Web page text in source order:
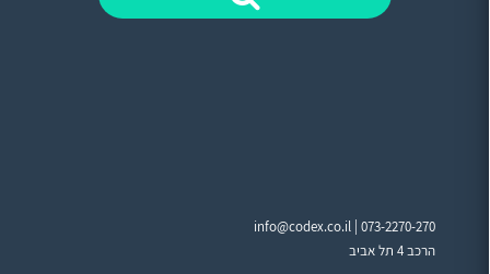
info@codex.co.il |073-2270-270
הרכב 4 תל אביב